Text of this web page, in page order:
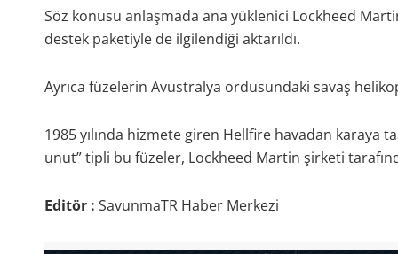
Söz konusu anlaşmada ana yüklenici Lockheed
destek paketiyle de ilgilendiği aktarıldı.
Ayrıca füzelerin Avustralya ordusundaki savaş
1985 yılında hizmete giren Hellfire havadan karaya
unut” tipli bu füzeler, Lockheed Martin şirketi
Editör : SavunmaTR Haber Merkezi